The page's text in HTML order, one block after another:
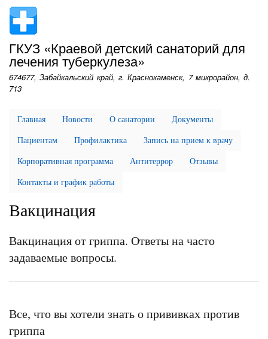
содержанию
ГКУЗ «Краевой детский санаторий для
лечения туберкулеза»
674677, Забайкальский край, г. Краснокаменск, 7 микрорайон, д.
713
Главная Новости О санатории
Документы
Пациентам
Профилактика
Запись на прием к врачу
Корпоративная программа
Антитеррор
Отзывы
Контакты и график работы
Вакцинация
Вакцинация от гриппа. Ответы на часто
задаваемые вопросы.
Все, что вы хотели знать о прививках против
гриппа